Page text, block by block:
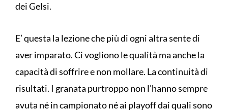
dei Gelsi.
E’ questa la lezione che più di ogni altra sente di
aver imparato. Ci vogliono le qualità ma anche la
capacità di soffrire e non mollare. La continuità di
risultati. I granata purtroppo non l’hanno sempre
avuta né in campionato né ai playoff dai quali sono